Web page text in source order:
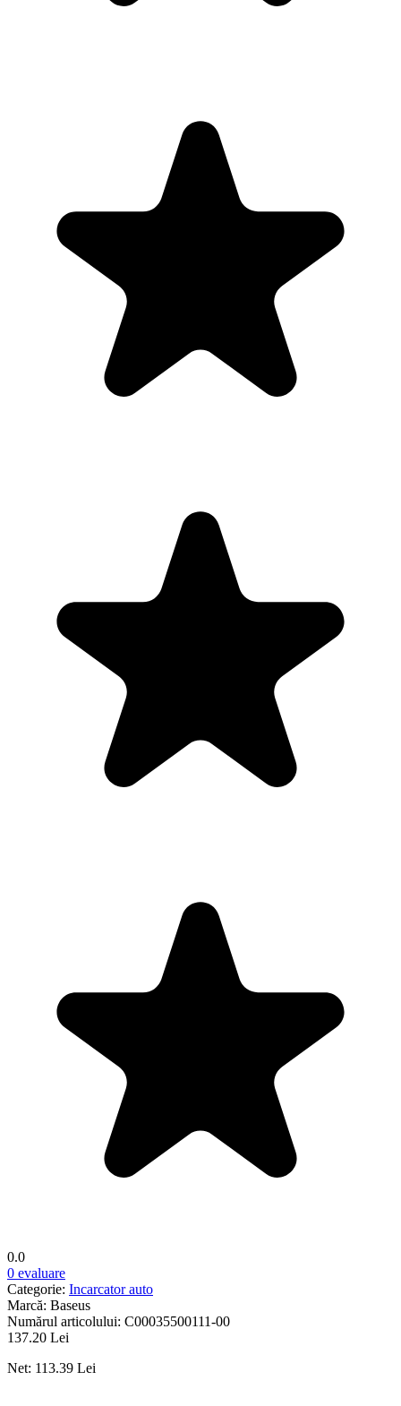
0.0
0 evaluare
Categorie: Incarcator auto
Marcă: Baseus
Numărul articolului: C00035500111-00
137.20 Lei
Net: 113.39 Lei